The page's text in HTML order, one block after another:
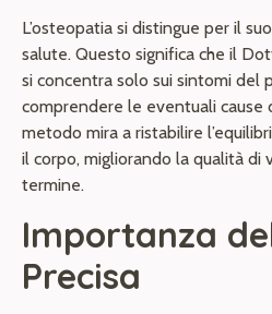
L’osteopatia si distingue per il
salute. Questo significa che il
si concentra solo sui sintomi del
comprendere le eventuali cause
metodo mira a ristabilire
il corpo, migliorando la qualità di
termine.
Importanza
Precisa